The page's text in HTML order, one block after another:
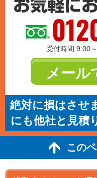
受付時間 9:00
メール
絶対に損はさせ
にも他社と見積
この